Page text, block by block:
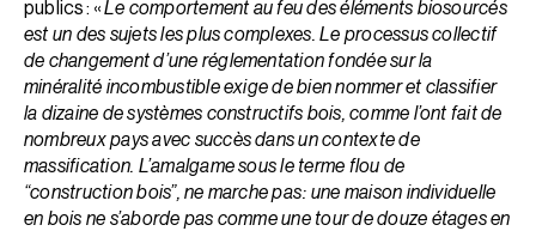
publics : «Le comportement au feu des éléments biosourcés
est un des sujets les plus complexes. Le processus collectif
de changement d’une réglementation fondée sur la
minéralité incombustible exige de bien nommer et classifier
la dizaine de systèmes constructifs bois, comme l’ont fait de
nombreux pays avec succès dans un contexte de
massification. L’amalgame sous le terme flou de
“construction bois”, ne marche pas : une maison individuelle
en bois ne s’aborde pas comme une tour de douze étages en